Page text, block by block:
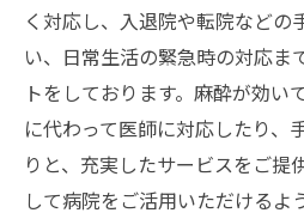
く対応し、入退院や転院などの
い、日常生活の緊急時の対応ま
トをしております。麻酔が効い
に代わって医師に対応したり、
りと、充実したサービスをご提
して病院をご活用いただけるよ